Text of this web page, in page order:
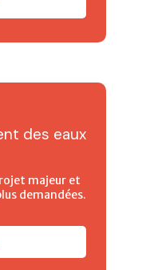
des eaux
majeur et
demandées.